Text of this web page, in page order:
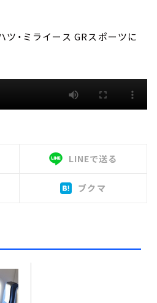
ツ・ミライース GRスポーツに
LINEで送る
ブクマ